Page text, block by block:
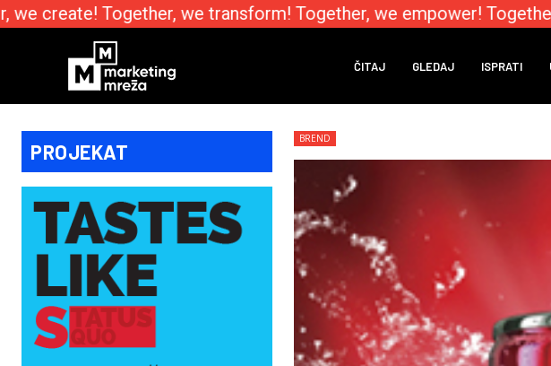
create! Together, we transform! Together, we empower!
ČITAJ GLEDAJ ISPRATI
PROJEKAT
BREND